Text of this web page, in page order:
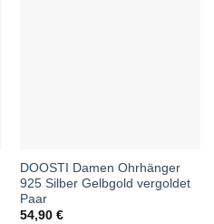
DOOSTI Damen Ohrhänger
925 Silber Gelbgold vergoldet
Paar
54,90 €